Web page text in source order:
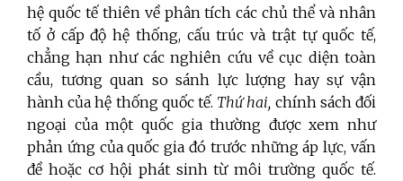
hệ quốc tế thiên về phân tích các chủ thể và nhân
tố ở cấp độ hệ thống, cấu trúc và trật tự quốc tế,
chẳng hạn như các nghiên cứu về cục diện toàn
cầu, tương quan so sánh lực lượng hay sự vận
hành của hệ thống quốc tế. Thứ hai, chính sách đối
ngoại của một quốc gia thường được xem như
phản ứng của quốc gia đó trước những áp lực, vấn
đề hoặc cơ hội phát sinh từ môi trường quốc tế.